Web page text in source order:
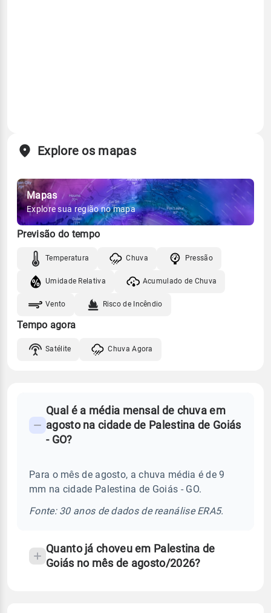
Explore os mapas
Mapas
Explore sua região no mapa
Previsão do tempo
Temperatura Chuva Pressão
Umidade Relativa Acumulado de Chuva
Vento Risco de Incêndio
Tempo agora
Satélite Chuva Agora
Perguntas
frequentes
chuva
temperatura
Qual é a média mensal de chuva em
agosto na cidade de Palestina de Goiás
- GO?
Para o mês de agosto, a chuva média é de 9
mm na cidade Palestina de Goiás - GO.
Fonte: 30 anos de dados de reanálise ERA5.
Quanto já choveu em Palestina de
Goiás no mês de agosto/2026?